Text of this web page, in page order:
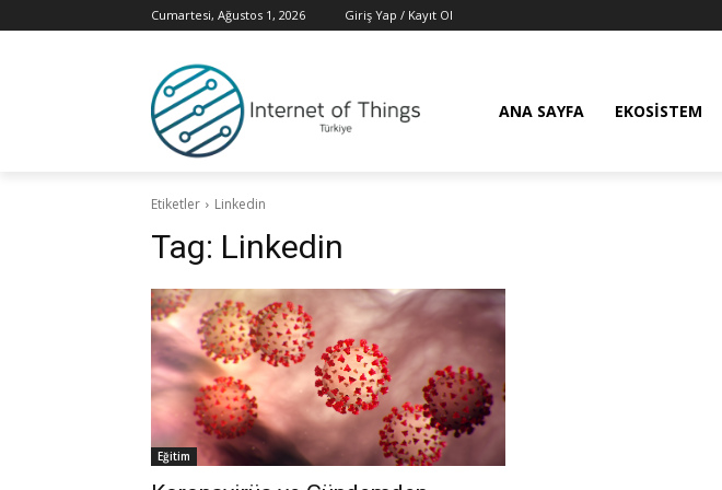
Cumartesi, Ağustos 1, 2026 Giriş Yap / Kayıt Ol
ANA SAYFA EKOSISTEM
Etiketler Linkedin
Tag: Linkedin
Eğitim